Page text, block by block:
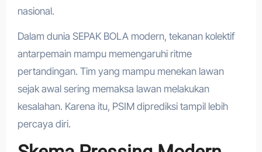
nasional.
Dalam dunia SEPAK BOLA modern, tekanan kolektif
antarpemain mampu memengaruhi ritme
pertandingan. Tim yang mampu menekan lawan
sejak awal sering memaksa lawan melakukan
kesalahan. Karena itu, PSIM diprediksi tampil lebih
percaya diri.